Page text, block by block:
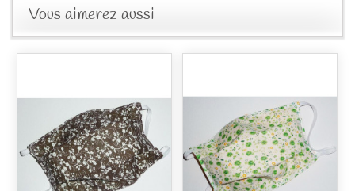
Vous aimerez aussi